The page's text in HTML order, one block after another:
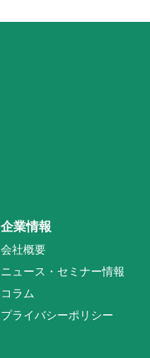
企業情報
会社概要
ニュース・セミナー情報
コラム
プライバシーポリシー